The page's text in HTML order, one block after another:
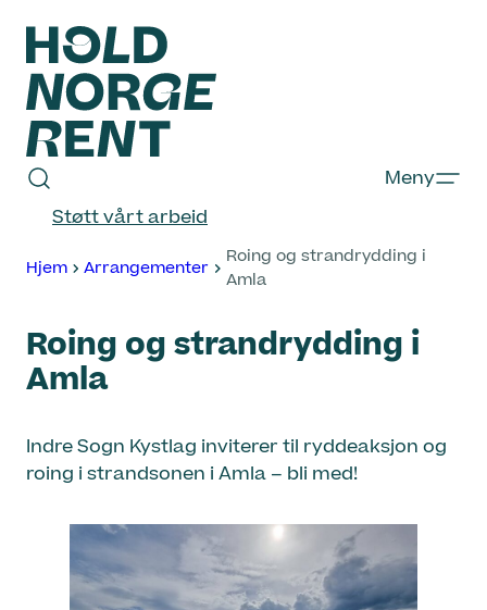
Hopp
innhold
Hold
Norge
Støtt vårt arbeid
Meny
Hjem Arrangementer
Roing og strandrydding i
Amla
Roing og strandrydding i
Amla
Indre Sogn Kystlag inviterer til ryddeaksjon og
roing i strandsonen i Amla – bli med!